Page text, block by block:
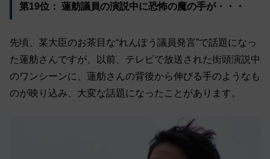
第19位： 蓮舫議員の演説中に恐怖の魔の手が・・・
先頃、某大臣のお茶目な“れんぽう議員発言”で話題になっ
た蓮舫さんですが、以前、テレビで放送された街頭演説中
のワンシーンに、蓮舫さんの背後から伸びる手のようなも
のが映り込み、大変な話題になったことがあります。